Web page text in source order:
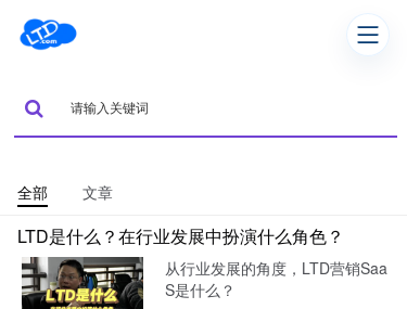
全部 文章
LTD是什么？在行业发展中扮演什么角色？
从行业发展的角度，LTD营销Saa
S是什么？